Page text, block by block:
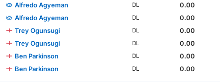
Alfredo Agyeman
DL
0.00
Alfredo Agyeman
DL
0.00
Trey Ogunsugi
DL
0.00
Trey Ogunsugi
DL
0.00
Ben Parkinson
DL
0.00
Ben Parkinson
DL 0.00